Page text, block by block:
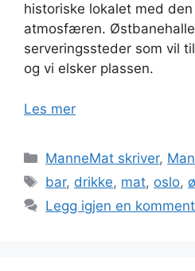
historiske lokalet med
atmosfæren.
serveringssteder som vil
og vi elsker plassen.
Les mer
Kategorier
ManneMat skriver,
Stikkord
bar, drikke, mat, oslo,
Legg igjen en